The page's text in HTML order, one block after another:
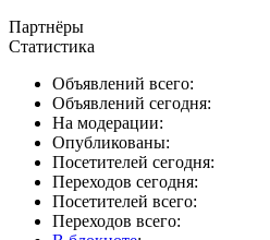
Партнёры
Статистика
Объявлений всего:
Объявлений сегодня:
На модерации:
Опубликованы:
Посетителей сегодня:
Переходов сегодня:
Посетителей всего:
Переходов всего: